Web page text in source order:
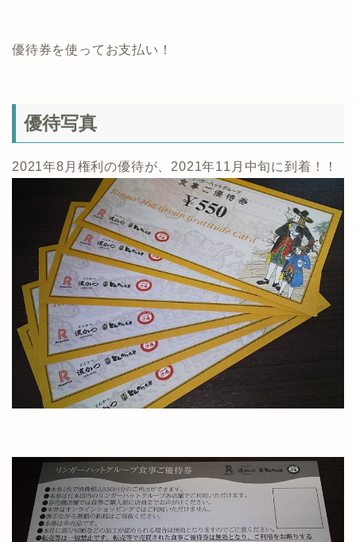
優待券を使ってお支払い！
優待写真
2021年8月権利の優待が、2021年11月中旬に到着！！